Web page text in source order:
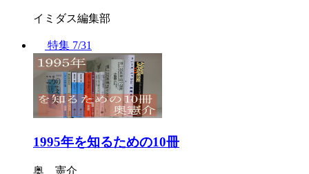
イミダス編集部
特集 7/31
1995年を知るための10冊
奥 憲介